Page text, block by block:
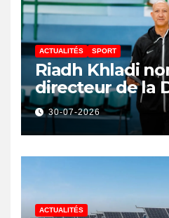
ACTUALITÉS SPORT
Riadh Khladi
directeur de la
Nationale de
30-07-2026
ACTUALITÉS